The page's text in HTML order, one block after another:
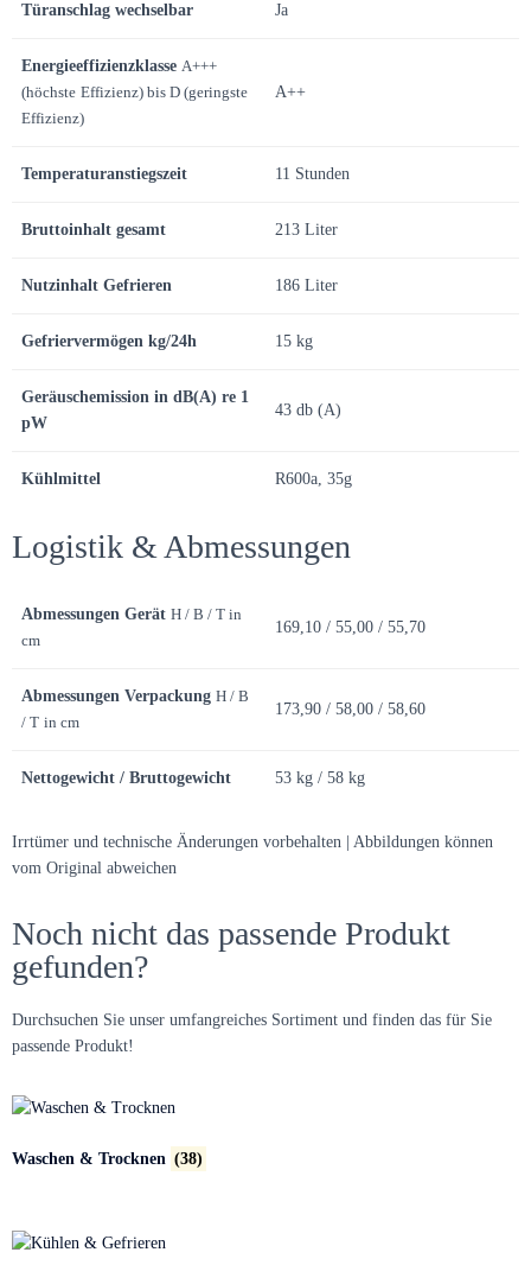
Türanschlag wechselbar Ja
Energieeffizienzklasse A+++
(höchste Effizienz) bis D (geringste
Effizienz)
A++
Temperaturanstiegszeit 11 Stunden
Bruttoinhalt gesamt 213 Liter
Nutzinhalt Gefrieren 186 Liter
Gefriervermögen kg/24h 15 kg
Geräuschemission in dB(A) re 1
pW
43 db (A)
Kühlmittel R600a, 35g
Logistik & Abmessungen
Abmessungen Gerät H / B / T in
cm
169,10 / 55,00 / 55,70
Abmessungen Verpackung H / B
/ T in cm
173,90 / 58,00 / 58,60
Nettogewicht / Bruttogewicht 53 kg / 58 kg
Irrtümer und technische Änderungen vorbehalten | Abbildungen können
vom Original abweichen
Noch nicht das passende Produkt
gefunden?
Durchsuchen Sie unser umfangreiches Sortiment und finden das für Sie
passende Produkt!
Waschen & Trocknen (38)